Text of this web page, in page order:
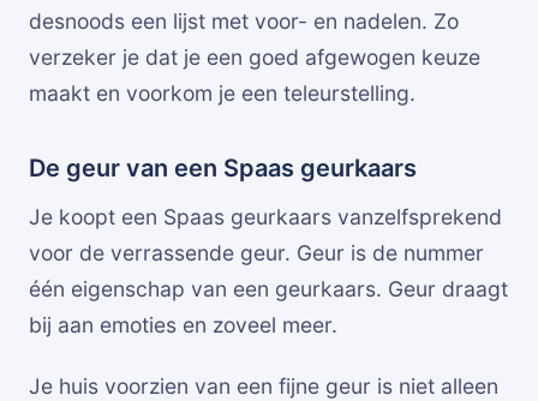
desnoods een lijst met voor- en nadelen. Zo
verzeker je dat je een goed afgewogen keuze
maakt en voorkom je een teleurstelling.
De geur van een Spaas geurkaars
Je koopt een Spaas geurkaars vanzelfsprekend
voor de verrassende geur. Geur is de nummer
één eigenschap van een geurkaars. Geur draagt
bij aan emoties en zoveel meer.
Je huis voorzien van een fijne geur is niet alleen